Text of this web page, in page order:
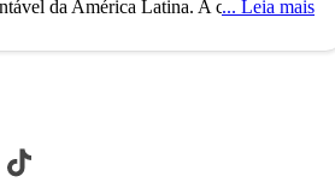
da América Latina. A‌ ‌cidade‌ ‌de‌
‌é‌ ‌famosa‌ ‌por‌ ‌suas‌ ‌belas‌ ‌paisagens‌ ‌e‌
‌indicadores‌ ‌de‌ ‌educação:‌ ‌Curitiba‌
Leia mais